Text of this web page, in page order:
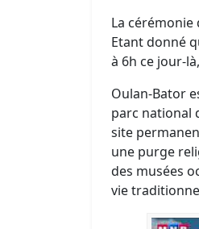
La cérémonie
Etant donné
à 6h ce jour-
Oulan-Bator
parc national
site
une purge
des musées
vie